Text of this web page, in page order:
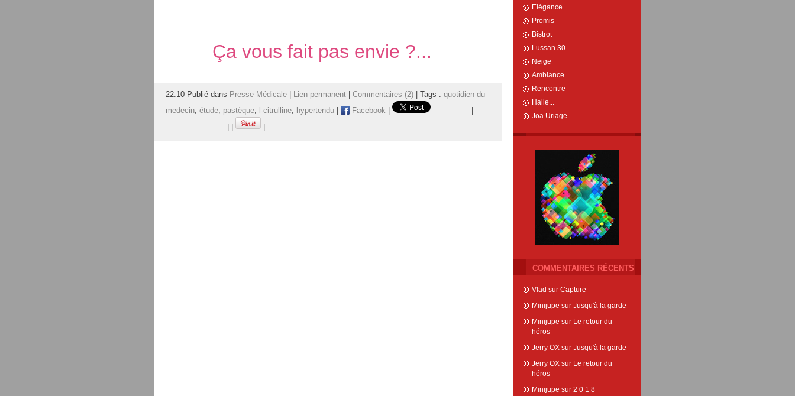
Elégance
Promis
Bistrot
Lussan 30
Neige
Ambiance
Rencontre
Halle...
Joa Uriage
COMMENTAIRES RÉCENTS
Vlad sur Capture
Minijupe sur Jusqu'à la garde
Minijupe sur Le retour du
héros
Jerry OX sur Jusqu'à la garde
Jerry OX sur Le retour du
héros
Minijupe sur 2 0 1 8
Ça vous fait pas envie ?...
22:10 Publié dans Presse Médicale Lien permanent Commentaires (2) | Tags : quotidien du
medecin, étude, pastèque, l-citrulline, hypertendu Facebook